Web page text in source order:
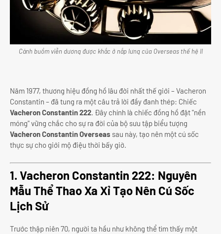
Cánh buồm viễn dương được khắc ở nắp lưng của Overseas thế hệ II
Năm 1977, thương hiệu đồng hồ lâu đời nhất thế giới – Vacheron
Constantin – đã tung ra một câu trả lời đầy đanh thép: Chiếc
Vacheron Constantin 222. Đây chính là chiếc đồng hồ đặt "nền
móng" vững chắc cho sự ra đời của bộ sưu tập biểu tượng
Vacheron Constantin Overseas sau này, tạo nên một cú sốc
thực sự cho giới mộ điệu thời bấy giờ.
1. Vacheron Constantin 222: Nguyên
Mẫu Thể Thao Xa Xỉ Tạo Nên Cú Sốc
Lịch Sử
Trước thập niên 70, người ta hầu như không thể tìm thấy một